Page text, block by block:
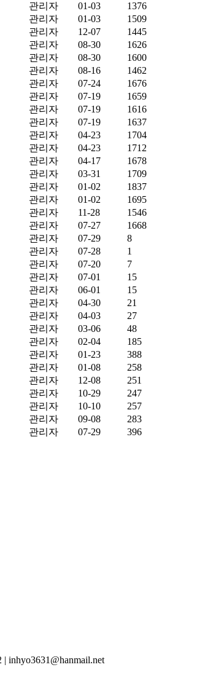
관리자 01-03
1376
관리자 01-03
1509
관리자 12-07
1445
관리자 08-30
1626
관리자 08-30
1600
관리자 08-16
1462
관리자 07-24
1676
관리자 07-19
1659
관리자 07-19
1616
관리자 07-19
1637
관리자 04-23
1704
관리자 04-23
1712
관리자 04-17
1678
관리자 03-31
1709
관리자 01-02
1837
관리자 01-02
1695
관리자 11-28
1546
관리자 07-27
1668
관리자 07-29
8
관리자 07-28
1
관리자 07-20
7
관리자 07-01
15
관리자 06-01
15
관리자 04-30
21
관리자 04-03
27
관리자 03-06
48
관리자 02-04
185
관리자 01-23
388
관리자 01-08
258
관리자 12-08
251
관리자 10-29
247
관리자 10-10
257
관리자 09-08
283
관리자 07-29 396
inhyo3631@hanmail.net